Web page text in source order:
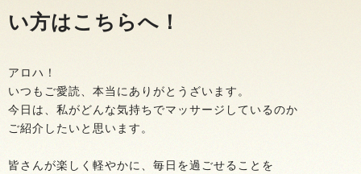
い方はこちらへ！
アロハ！
いつもご愛読、本当にありがとうざいます。
今日は、私がどんな気持ちでマッサージしているのか
ご紹介したいと思います。
皆さんが楽しく軽やかに、毎日を過ごせることを